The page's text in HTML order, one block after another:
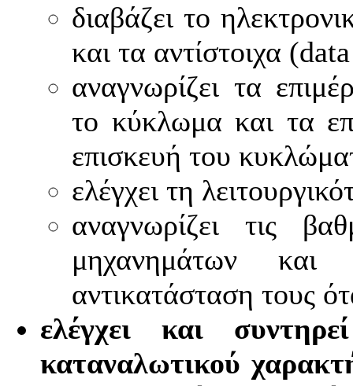
διαβάζει το
και τα αντίστοιχα
αναγνωρίζει τα
το κύκλωμα και τα
επισκευή του
ελέγχει τη
αναγνωρίζει τις
μηχανημάτων
αντικατάσταση τους
ελέγχει και
καταναλωτικού